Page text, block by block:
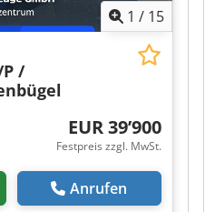
1 / 15
P /
EUR 39’900
Festpreis zzgl. MwSt.
Anrufen